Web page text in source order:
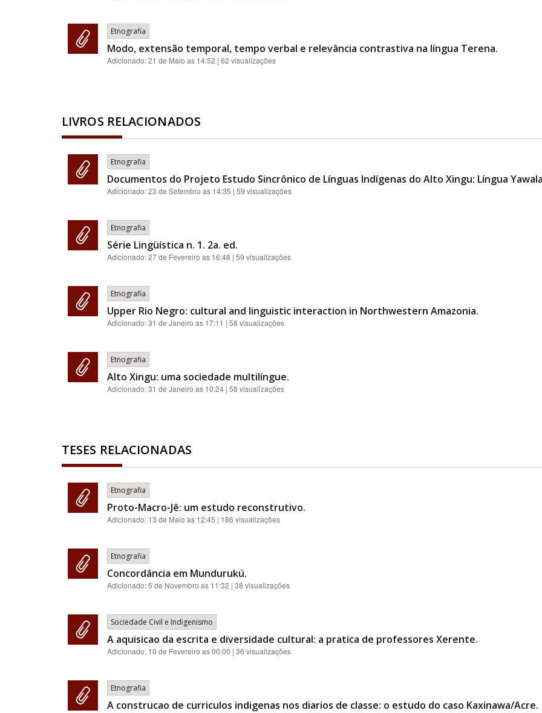
Etnografia
Modo, extensão temporal, tempo verbal e relevância contrastiva na língua Terena.
Adicionado:21 de Maio as 14:52 | 62 visualizações
LIVROS RELACIONADOS
Etnografia
Documentos do Projeto Estudo Sincrônico de Línguas Indígenas do Alto Xingu: Língua
Adicionado:23 de Setembro as 14:35 | 59 visualizações
Etnografia
Série Lingüística n. 1. 2a. ed.
Adicionado:27 de Fevereiro as 16:48 | 59 visualizações
Etnografia
Upper Rio Negro: cultural and linguistic interaction in Northwestern Amazonia.
Adicionado:31 de Janeiro as 17:11 | 58 visualizações
Etnografia
Alto Xingu: uma sociedade multilíngue.
Adicionado:31 de Janeiro as 10:24 | 58 visualizações
TESES RELACIONADAS
Etnografia
Proto-Macro-Jê: um estudo reconstrutivo.
Adicionado: 13 de Maio as 12:45 | 186 visualizações
Etnografia
Concordância em Mundurukú.
Adicionado:5 de Novembro as 11:32 | 38 visualizações
Sociedade Civil e Indigenismo
A aquisicao da escrita e diversidade cultural: a pratica de professores Xerente.
Adicionado: 10 de Fevereiro as 00:00 | 36 visualizações
Etnografia
A construcao de curriculos indigenas nos diarios de classe: o estudo do caso Kaxinawa/Acre.